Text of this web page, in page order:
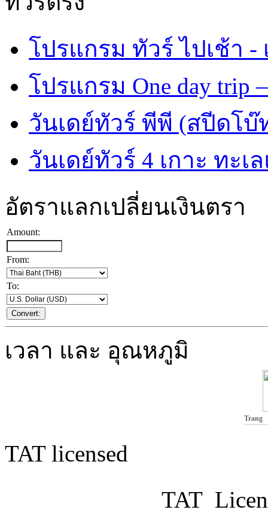
โปรแกรม ทัวร์ ไปเช้า -
โปรแกรม One day trip
วันเดย์ทัวร์ พีพี (สปีดโบ๊
วันเดย์ทัวร์ 4 เกาะ ทะ
อัตราแลกเปลี่ยนเงินตรา
Amount:
From:
To:
เวลา และ อุณหภูมิ
Trang
TAT licensed
TAT